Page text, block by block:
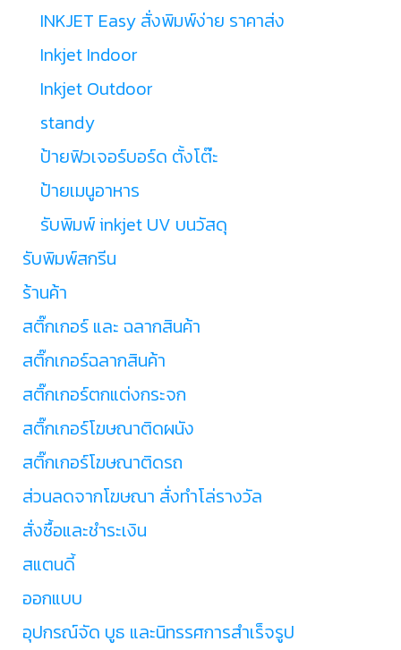
INKJET Easy สั่งพิมพ์ง่าย ราคาส่ง
Inkjet Indoor
Inkjet Outdoor
standy
ป้ายฟิวเจอร์บอร์ด ตั้งโต๊ะ
ป้ายเมนูอาหาร
รับพิมพ์ inkjet UV บนวัสดุ
รับพิมพ์สกรีน
ร้านค้า
สติ๊กเกอร์ และ ฉลากสินค้า
สติ๊กเกอร์ฉลากสินค้า
สติ๊กเกอร์ตกแต่งกระจก
สติ๊กเกอร์โฆษณาติดผนัง
สติ๊กเกอร์โฆษณาติดรถ
ส่วนลดจากโฆษณา สั่งทำโล่รางวัล
สั่งซื้อและชำระเงิน
สแตนดี้
ออกแบบ
อุปกรณ์จัด บูธ และนิทรรศการสำเร็จรูป